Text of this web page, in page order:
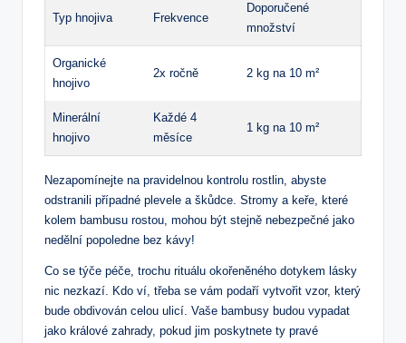
Typ hnojiva Frekvence
Doporučené
množství
Organické
hnojivo
2x ročně 2 kg na 10 m²
Minerální
hnojivo
Každé 4
měsíce
1 kg na 10 m²
Nezapomínejte na pravidelnou kontrolu rostlin, abyste
odstranili případné plevele a škůdce. Stromy a keře, které
kolem bambusu rostou, mohou být stejně nebezpečné jako
nedělní popoledne bez kávy!
Co se týče péče, trochu rituálu okořeněného dotykem lásky
nic nezkazí. Kdo ví, třeba se vám podaří vytvořit vzor, který
bude obdivován celou ulicí. Vaše bambusy budou vypadat
jako králové zahrady, pokud jim poskytnete ty pravé